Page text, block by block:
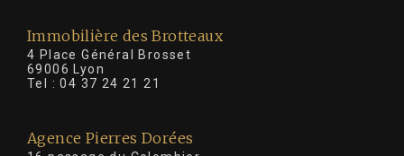
Immobilière des Brotteaux
4 Place Général Brosset
69006 Lyon
Tel :04 37 24 21 21
Agence Pierres Dorées